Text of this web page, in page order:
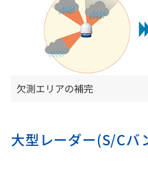
欠測エリアの補完
大型レーダー(S/Cバ